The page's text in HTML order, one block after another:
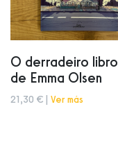
O derradeiro libro
de Emma Olsen
21,30 € | Ver más